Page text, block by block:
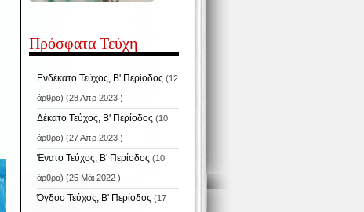
Πρόσφατα Τεύχη
Ενδέκατο Τεύχος, Β' Περίοδος (12
άρθρα) (28 Απρ 2023 )
Δέκατο Τεύχος, Β' Περίοδος (10
άρθρα) (27 Απρ 2023 )
Ένατο Τεύχος, Β' Περίοδος (10
άρθρα) (25 Μάι 2022 )
Όγδοο Τεύχος, Β' Περίοδος (17